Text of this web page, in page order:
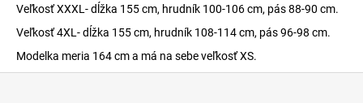
Veľkosť XXXL- dĺžka 155 cm, hrudník 100-106 cm, pás 88-90 cm.
Veľkosť 4XL- dĺžka 155 cm, hrudník 108-114 cm, pás 96-98 cm.
Modelka meria 164 cm a má na sebe veľkosť XS.